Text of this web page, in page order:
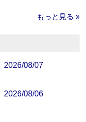
もっと見る »
2026/08/07
2026/08/06